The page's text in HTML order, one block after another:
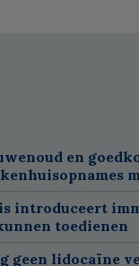
en
introduceert
toedienen
geen lidocaïne